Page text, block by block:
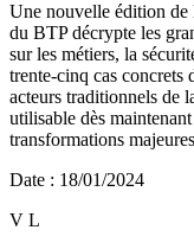
Une nouvelle édition de
du BTP décrypte les
sur les métiers, la
trente-cinq cas concrets
acteurs traditionnels de
utilisable dès
transformations
Date : 18/01/2024
V L